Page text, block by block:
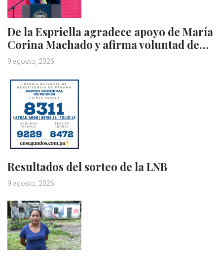
De la Espriella agradece apoyo de María
Corina Machado y afirma voluntad de…
9 agosto, 2026
Resultados del sorteo de la LNB
9 agosto, 2026